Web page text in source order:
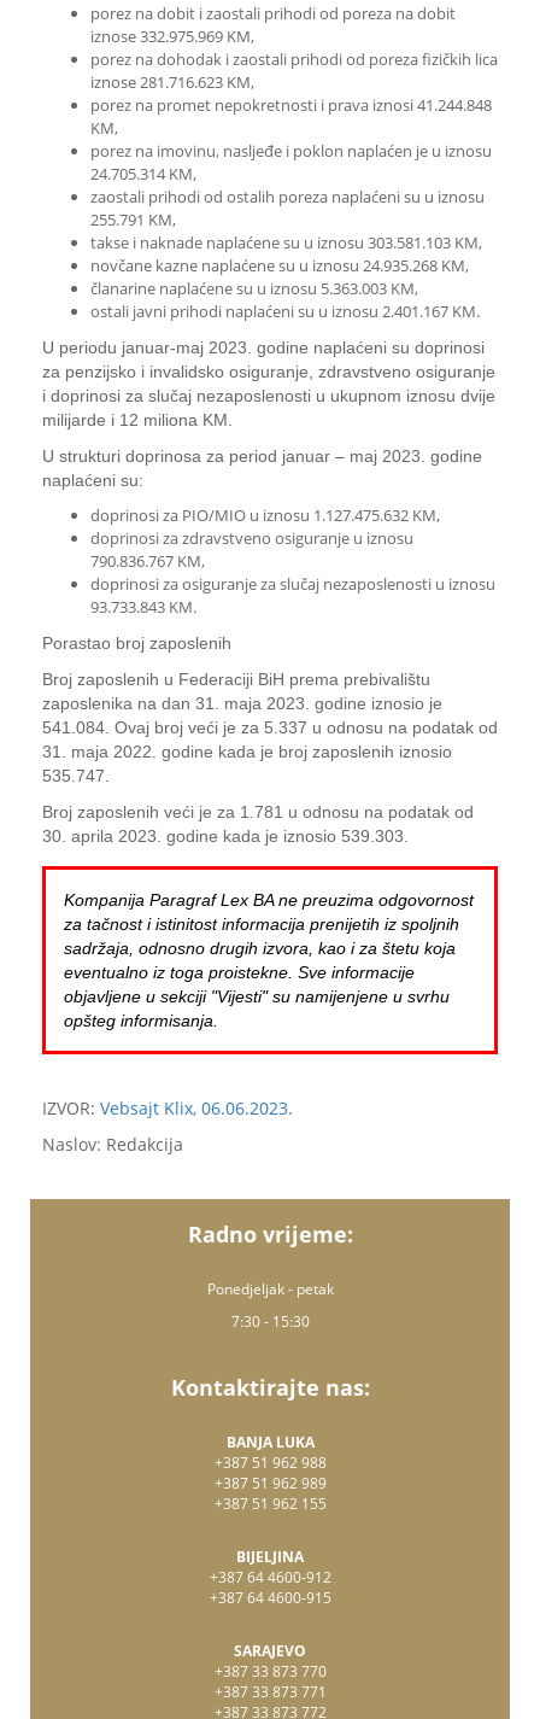
porez na dobit i zaostali prihodi od poreza na dobit
iznose 332.975.969 KM,
porez na dohodak i zaostali prihodi od poreza fizičkih lica
iznose 281.716.623 KM,
porez na promet nepokretnosti i prava iznosi 41.244.848
KM,
porez na imovinu, nasljeđe i poklon naplaćen je u iznosu
24.705.314 KM,
zaostali prihodi od ostalih poreza naplaćeni su u iznosu
255.791 KM,
takse i naknade naplaćene su u iznosu 303.581.103 KM,
novčane kazne naplaćene su u iznosu 24.935.268 KM,
članarine naplaćene su u iznosu 5.363.003 KM,
ostali javni prihodi naplaćeni su u iznosu 2.401.167 KM.
U periodu januar-maj 2023. godine naplaćeni su doprinosi
za penzijsko i invalidsko osiguranje, zdravstveno osiguranje
i doprinosi za slučaj nezaposlenosti u ukupnom iznosu dvije
milijarde i 12 miliona KM.
U strukturi doprinosa za period januar – maj 2023. godine
naplaćeni su:
doprinosi za PIO/MIO u iznosu 1.127.475.632 KM,
doprinosi za zdravstveno osiguranje u iznosu
790.836.767 KM,
doprinosi za osiguranje za slučaj nezaposlenosti u iznosu
93.733.843 KM.
Porastao broj zaposlenih
Broj zaposlenih u Federaciji BiH prema prebivalištu
zaposlenika na dan 31. maja 2023. godine iznosio je
541.084. Ovaj broj veći je za 5.337 u odnosu na podatak od
31. maja 2022. godine kada je broj zaposlenih iznosio
535.747.
Broj zaposlenih veći je za 1.781 u odnosu na podatak od
30. aprila 2023. godine kada je iznosio 539.303.
Kompanija Paragraf Lex BA ne preuzima odgovornost
za tačnost i istinitost informacija prenijetih iz spoljnih
sadržaja, odnosno drugih izvora, kao i za štetu koja
eventualno iz toga proistekne. Sve informacije
objavljene u sekciji "Vijesti" su namijenjene u svrhu
opšteg informisanja.
IZVOR: Vebsajt Klix, 06.06.2023.
Naslov: Redakcija
Radno vrijeme:
Ponedjeljak - petak
7:30 - 15:30
Kontaktirajte nas:
BANJA LUKA
+387 51 962 988
+387 51 962 989
+387 51 962 155
BIJELJINA
+387 64 4600-912
+387 64 4600-915
SARAJEVO
+387 33 873 770
+387 33 873 771
+387 33 873 772